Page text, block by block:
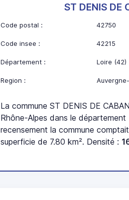
ST DENIS DE
Code postal : 42750
Code insee : 42215
Département : Loire (42)
Region :
La commune ST DENIS DE
Rhône-Alpes dans le
recensement la commune
superficie de 7.80 km². Densité :